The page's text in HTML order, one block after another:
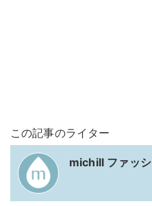
この記事のライター
michill ファッ